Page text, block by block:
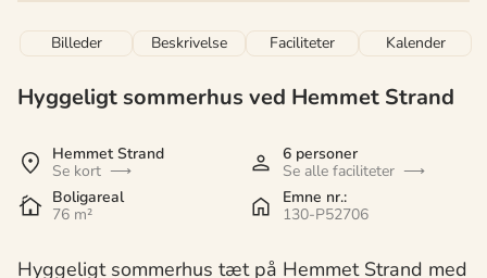
Billeder Beskrivelse Faciliteter Kalender
Hyggeligt sommerhus ved Hemmet Strand
Hemmet Strand
Se kort
6 personer
Se alle faciliteter
Boligareal
76 m²
Emne nr.:
130-P52706
Hyggeligt sommerhus tæt på Hemmet Strand med